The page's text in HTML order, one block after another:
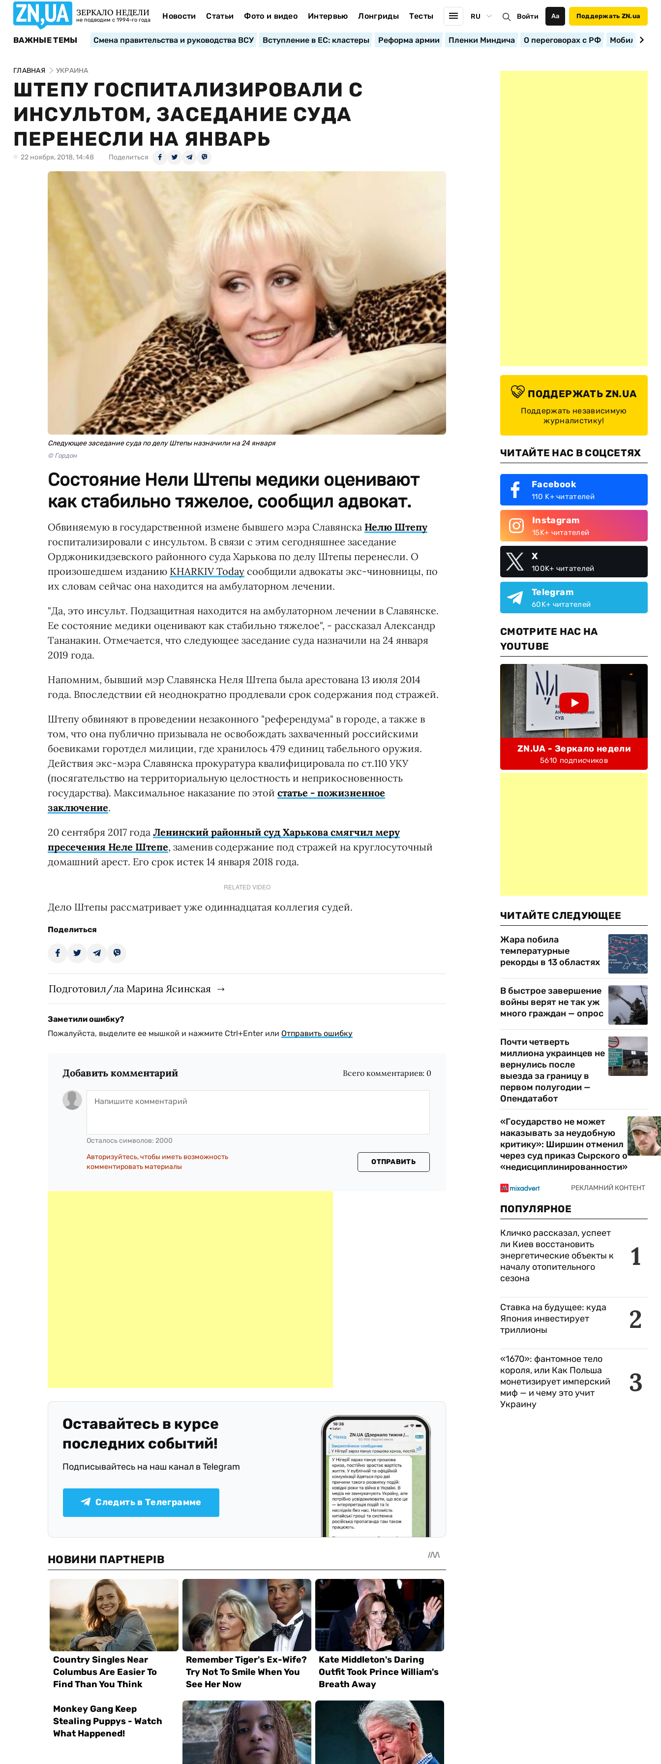
ЗЕРКАЛО НЕДЕЛИ
не подводим с 1994-го года Новости Статьи Фото и видео Интервью Лонгриды Тесты RU Войти Аа Поддержать ZN.ua
ВАЖНЫЕ ТЕМЫ Смена правительства и руководства ВСУ Вступление в ЕС: кластеры Реформа армии Пленки Миндича О переговорах с РФ
ГЛАВНАЯ УКРАИНА
ШТЕПУ ГОСПИТАЛИЗИРОВАЛИ С
ИНСУЛЬТОМ, ЗАСЕДАНИЕ СУДА
ПЕРЕНЕСЛИ НА ЯНВАРЬ
22 ноября, 2018, 14:48 Поделиться
Следующее заседание суда по делу Штепы назначили на 24 января
© Гордон
Состояние Нели Штепы медики оценивают
как стабильно тяжелое, сообщил адвокат.
Обвиняемую в государственной измене бывшего мэра Славянска Нелю Штепу
госпитализировали с инсультом. В связи с этим сегодняшнее заседание
Орджоникидзевского районного суда Харькова по делу Штепы перенесли. О
произошедшем изданию KHARKIV Today сообщили адвокаты экс-чиновницы, по
их словам сейчас она находится на амбулаторном лечении.
"Да, это инсульт. Подзащитная находится на амбулаторном лечении в Славянске.
Ее состояние медики оценивают как стабильно тяжелое", - рассказал Александр
Тананакин. Отмечается, что следующее заседание суда назначили на 24 января
2019 года.
Напомним, бывший мэр Славянска Неля Штепа была арестована 13 июля 2014
года. Впоследствии ей неоднократно продлевали срок содержания под стражей.
Штепу обвиняют в проведении незаконного "референдума" в городе, а также в
том, что она публично призывала не освобождать захваченный российскими
боевиками горотдел милиции, где хранилось 479 единиц табельного оружия.
Действия экс-мэра Славянска прокуратура квалифицировала по ст.110 УКУ
(посягательство на территориальную целостность и неприкосновенность
государства). Максимальное наказание по этой статье - пожизненное
заключение.
20 сентября 2017 года Ленинский районный суд Харькова смягчил меру
пресечения Неле Штепе, заменив содержание под стражей на круглосуточный
домашний арест. Его срок истек 14 января 2018 года.
RELATED VIDEO
Дело Штепы рассматривает уже одиннадцатая коллегия судей.
Поделиться
Подготовил/ла Марина Ясинская
Заметили ошибку?
Пожалуйста, выделите ее мышкой и нажмите Ctrl+Enter или Отправить ошибку
Добавить комментарий Всего комментариев: 0
Осталось символов: 2000
Авторизуйтесь, чтобы иметь возможность
комментировать материалы
ОТПРАВИТЬ
Оставайтесь в курсе
последних событий!
Подписывайтесь на наш канал в Telegram
Следить в Телеграмме
ПОДДЕРЖАТЬ ZN.UA
Поддержать независимую
журналистику!
ЧИТАЙТЕ НАС В СОЦСЕТЯХ
Facebook
110 K+ читателей
Instagram
15K+ читателей
X
100K+ читателей
Telegram
60K+ читателей
СМОТРИТЕ НАС НА
YOUTUBE
ZN.UA - Зеркало недели
5610 подписчиков
ЧИТАЙТЕ СЛЕДУЮЩЕЕ
Жара побила
температурные
рекорды в 13 областях
В быстрое завершение
войны верят не так уж
много граждан — опрос
Почти четверть
миллиона украинцев не
вернулись после
выезда за границу в
первом полугодии —
Опендатабот
«Государство не может
наказывать за неудобную
критику»: Ширшин отменил
через суд приказ Сырского о
«недисциплинированности»
ПОПУЛЯРНОЕ
1
Кличко рассказал, успеет
ли Киев восстановить
энергетические объекты к
началу отопительного
сезона
2
Ставка на будущее: куда
Япония инвестирует
триллионы
3
«1670»: фантомное тело
короля, или Как Польша
монетизирует имперский
миф — и чему это учит
Украину